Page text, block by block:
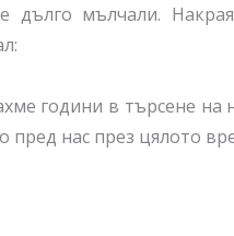
дълго мълчали.
години в търсене на
пред нас през цялото